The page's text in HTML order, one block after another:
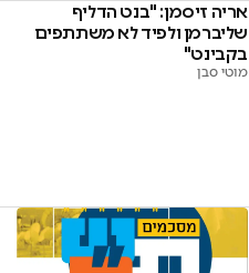
אריה זיסמן: "בנט הדליף
שליברמן ולפיד לא משתתפים
בקבינט"
מוטי סבן